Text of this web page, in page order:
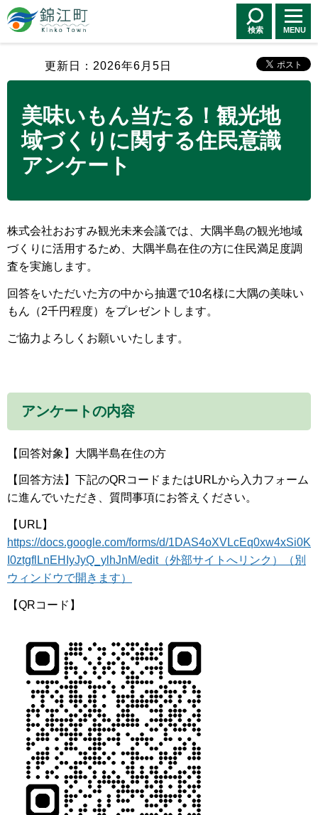
錦江町 Kinko
Town
検索 MENU
更新日：2026年6月5日
美味いもん当たる！観光地
域づくりに関する住民意識
アンケート
株式会社おおすみ観光未来会議では、大隅半島の観光地域
づくりに活用するため、大隅半島在住の方に住民満足度調
査を実施します。
回答をいただいた方の中から抽選で10名様に大隅の美味い
もん（2千円程度）をプレゼントします。
ご協力よろしくお願いいたします。
アンケートの内容
【回答対象】大隅半島在住の方
【回答方法】下記のQRコードまたはURLから入力フォーム
に進んでいただき、質問事項にお答えください。
【URL】
https://docs.google.com/forms/d/1DAS4oXVLcEq0xw4xSi0K
I0ztgflLnEHIyJyQ_ylhJnM/edit（外部サイトへリンク）（別
ウィンドウで開きます）
【QRコード】